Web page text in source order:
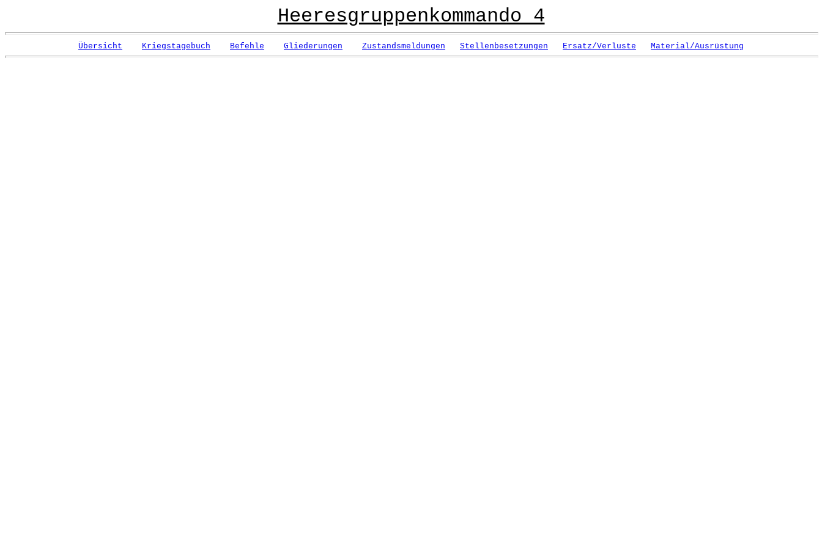
Heeresgruppenkommando 4
Übersicht Kriegstagebuch Befehle Gliederungen Zustandsmeldungen Stellenbesetzungen Ersatz/Verluste Material/Ausrüstung